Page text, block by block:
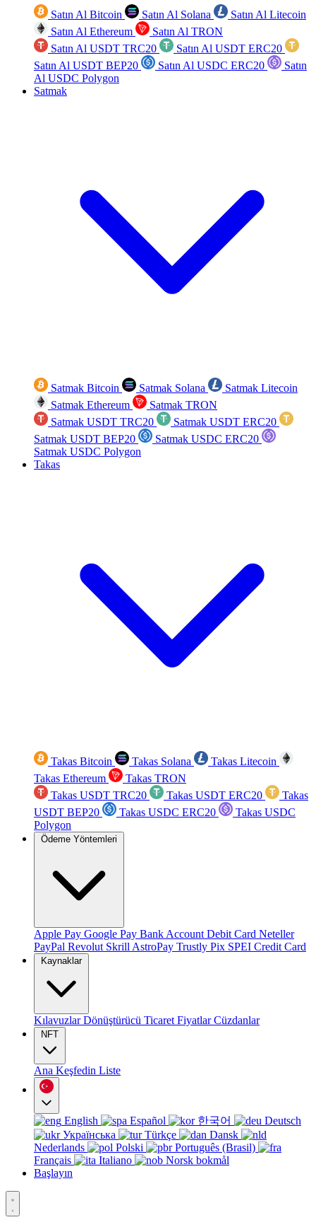
Satın Al Bitcoin Satın Al Solana
Satın Al Litecoin
Satın Al Ethereum
Satın Al TRON
Satın Al USDT TRC20
Satın Al USDT ERC20
Satın Al USDT BEP20
Satın Al USDC ERC20
Satın
Al USDC Polygon
Satmak
Satmak Bitcoin Satmak Solana
Satmak Litecoin
Satmak Ethereum
Satmak TRON
Satmak USDT TRC20
Satmak USDT ERC20
Satmak USDT BEP20
Satmak USDC ERC20
Satmak USDC Polygon
Takas
Takas Bitcoin Takas Solana
Takas Litecoin
Takas Ethereum
Takas TRON
Takas USDT TRC20
Takas USDT ERC20
Takas
USDT BEP20
Takas USDC ERC20
Takas USDC
Polygon
Ödeme Yöntemleri
Apple Pay Google Pay Bank Account Debit Card Neteller
PayPal Revolut Skrill AstroPay Trustly Pix SPEI Credit Card
Kaynaklar
KılavuzlarDönüştürücü Ticaret FiyatlarCüzdanlar
NFT
Ana Keşfedin Liste
English Español 한국어
Deutsch
Українська
Türkçe
Dansk
Nederlands
Polski
Português (Brasil)
Français
Italiano
Norsk bokmål
Başlayın